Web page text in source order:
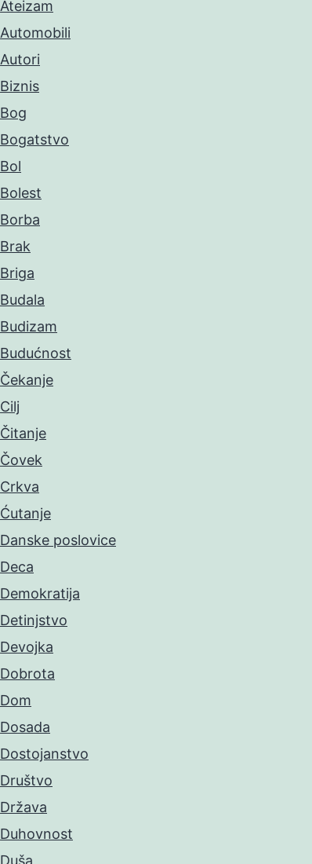
Ateizam
Automobili
Autori
Biznis
Bog
Bogatstvo
Bol
Bolest
Borba
Brak
Briga
Budala
Budizam
Budućnost
Čekanje
Cilj
Čitanje
Čovek
Crkva
Ćutanje
Danske poslovice
Deca
Demokratija
Detinjstvo
Devojka
Dobrota
Dom
Dosada
Dostojanstvo
Društvo
Država
Duhovnost
Duša